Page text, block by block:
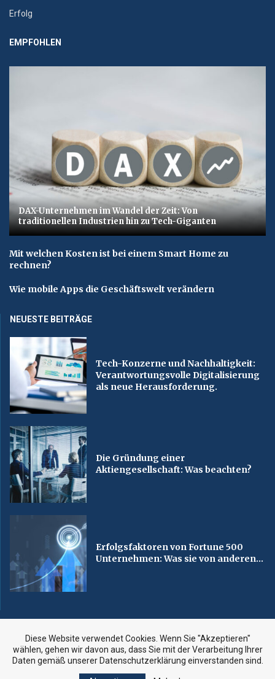
Erfolg
EMPFOHLEN
DAX-Unternehmen im Wandel der Zeit: Von
traditionellen Industrien hin zu Tech-Giganten
Mit welchen Kosten ist bei einem Smart Home zu
rechnen?
Wie mobile Apps die Geschäftswelt verändern
NEUESTE BEITRÄGE
Tech-Konzerne und Nachhaltigkeit:
Verantwortungsvolle Digitalisierung
als neue Herausforderung.
Die Gründung einer
Aktiengesellschaft: Was beachten?
Erfolgsfaktoren von Fortune 500
Unternehmen: Was sie von anderen...
Copyright 2023, euwirtschaft.com. All rights reserved.
Diese Website verwendet Cookies. Wenn Sie "Akzeptieren"
wählen, gehen wir davon aus, dass Sie mit der Verarbeitung Ihrer
Daten gemäß unserer Datenschutzerklärung einverstanden sind.